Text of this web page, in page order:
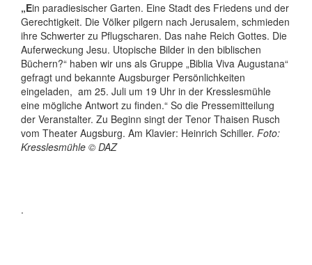
„Ein paradiesischer Garten. Eine Stadt des Friedens und der
Gerechtigkeit. Die Völker pilgern nach Jerusalem, schmieden
ihre Schwerter zu Pflugscharen. Das nahe Reich Gottes. Die
Auferweckung Jesu. Utopische Bilder in den biblischen
Büchern?“ haben wir uns als Gruppe „Biblia Viva Augustana“
gefragt und bekannte Augsburger Persönlichkeiten
eingeladen, am 25. Juli um 19 Uhr in der Kresslesmühle
eine mögliche Antwort zu finden.“ So die Pressemitteilung
der Veranstalter. Zu Beginn singt der Tenor Thaisen Rusch
vom Theater Augsburg. Am Klavier: Heinrich Schiller. Foto:
Kresslesmühle © DAZ
.